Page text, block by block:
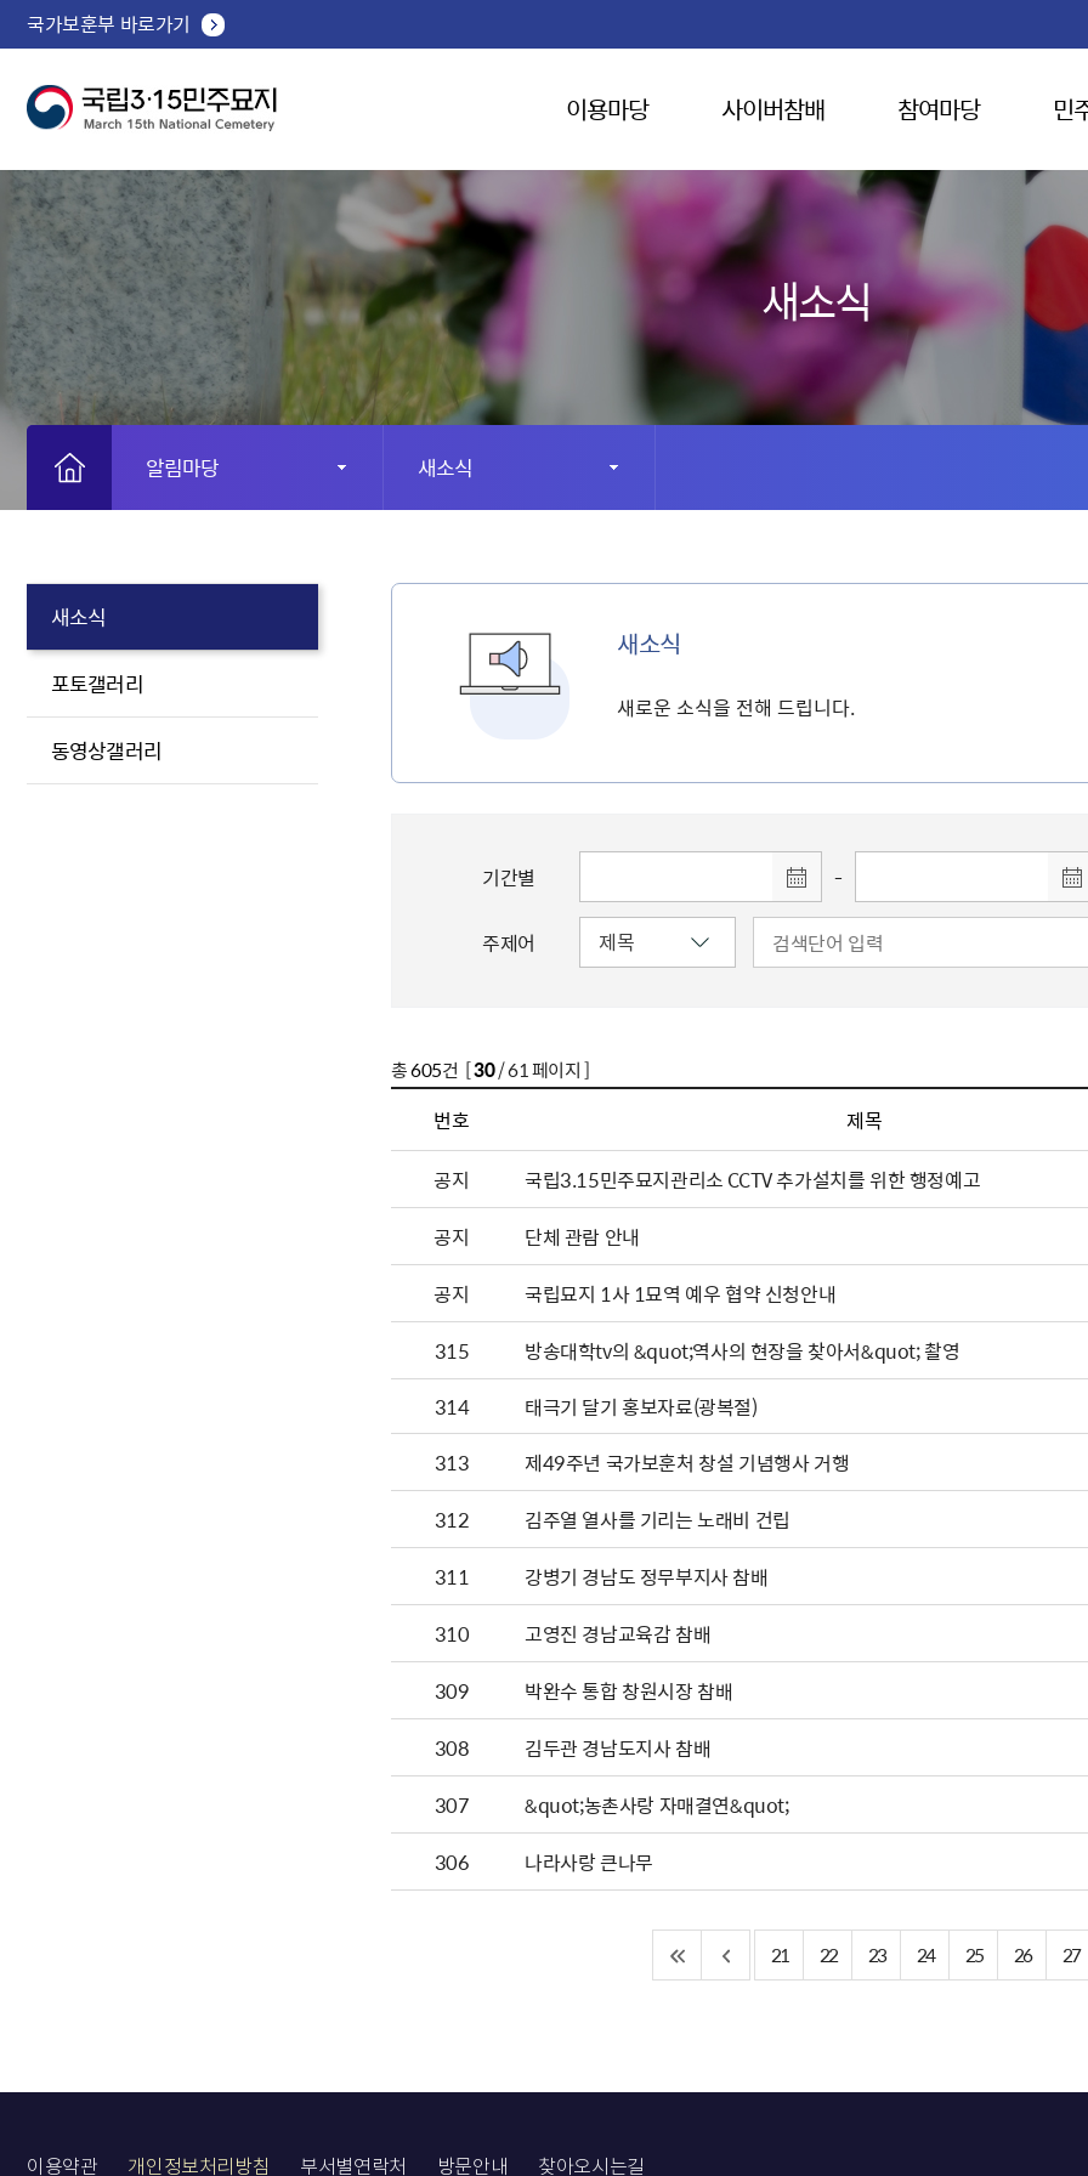
국가보훈부 바로가기
이용마당 사이버참배 참여마당 민
새소식
알림마당 새소식
새소식
포토갤러리
동영상갤러리
새소식
새로운 소식을 전해 드립니다.
기간별 -
주제어
총605건 [30/ 61 페이지 ]
번호 제목
공지
국립3.15민주묘지관리소 CCTV 추가설치를 위한 행정예고
공지
단체 관람 안내
공지
국립묘지 1사 1묘역 예우 협약 신청안내
315
방송대학tv의 &quot;역사의 현장을 찾아서&quot; 촬영
314
태극기 달기 홍보자료(광복절)
313
제49주년 국가보훈처 창설 기념행사 거행
312
김주열 열사를 기리는 노래비 건립
311
강병기 경남도 정무부지사 참배
310
고영진 경남교육감 참배
309
박완수 통합 창원시장 참배
308
김두관 경남도지사 참배
307
&quot;농촌사랑 자매결연&quot;
306
나라사랑 큰나무
21 22 23 24 25 26 27
이용약관 개인정보처리방침 부서별연락처 방문안내 찾아오시는길